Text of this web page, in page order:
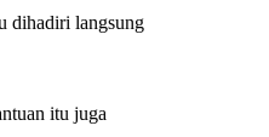
dihadiri langsung
itu juga